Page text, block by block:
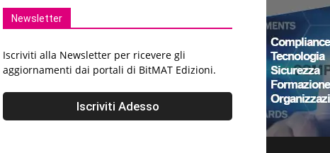
Newsletter
Iscriviti alla Newsletter per ricevere gli
aggiornamenti dai portali di BitMAT Edizioni.